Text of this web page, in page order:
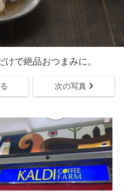
で絶品おつまみに。
次の写真